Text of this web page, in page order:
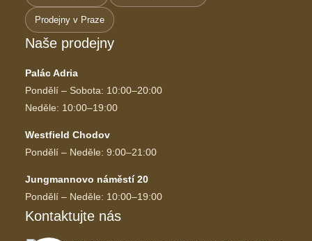
Prodejny v Praze
Naše prodejny
Palác Adria
Pondělí – Sobota: 10:00–20:00
Neděle: 10:00–19:00
Westfield Chodov
Pondělí – Neděle: 9:00–21:00
Jungmannovo náměstí 20
Pondělí – Neděle: 10:00–19:00
Kontaktujte nás